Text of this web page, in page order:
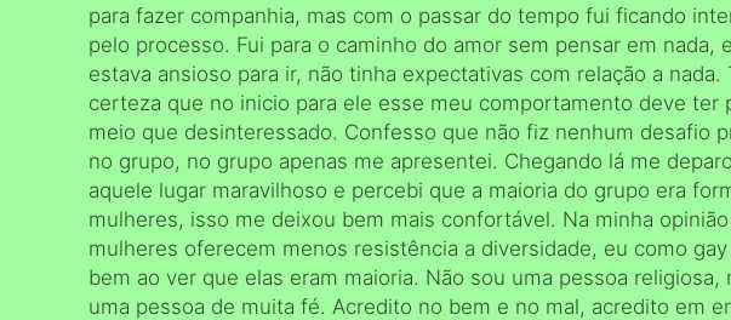
para fazer companhia, mas com o passar do tempo fui ficando
pelo processo. Fui para o caminho do amor sem pensar em nada,
estava ansioso para ir, não tinha expectativas com relação a nada.
certeza que no inicio para ele esse meu comportamento deve ter
meio que desinteressado. Confesso que não fiz nenhum desafio
no grupo, no grupo apenas me apresentei. Chegando lá me
aquele lugar maravilhoso e percebi que a maioria do grupo era
mulheres, isso me deixou bem mais confortável. Na minha opinião
mulheres oferecem menos resistência a diversidade, eu como
bem ao ver que elas eram maioria. Não sou uma pessoa religiosa,
uma pessoa de muita fé. Acredito no bem e no mal, acredito em